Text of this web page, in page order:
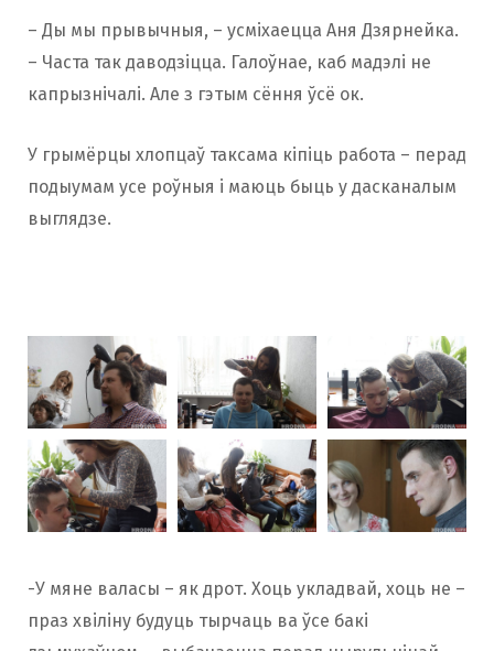
– Ды мы прывычныя, – усміхаецца Аня Дзярнейка.
– Часта так даводзіцца. Галоўнае, каб мадэлі не
капрызнічалі. Але з гэтым сёння ўсё ок.
У грымёрцы хлопцаў таксама кіпіць работа – перад
подыумам усе роўныя і маюць быць у дасканалым
выглядзе.
-У мяне валасы – як дрот. Хоць укладвай, хоць не –
праз хвіліну будуць тырчаць ва ўсе бакі